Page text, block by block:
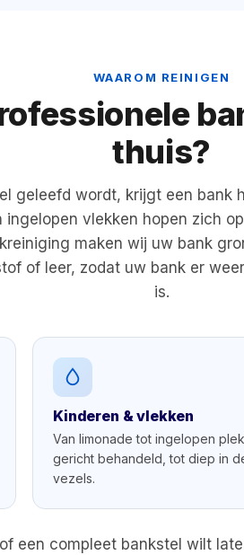
WAAROM REINIGEN
thuis?
geleefd wordt, krijgt een bank
ingelopen vlekken hopen zich
maken wij uw bank
of leer, zodat uw bank er
is.
Kinderen & vlekken
Van limonade tot ingelopen
gericht behandeld, tot diep in
vezels.
een compleet bankstel wilt